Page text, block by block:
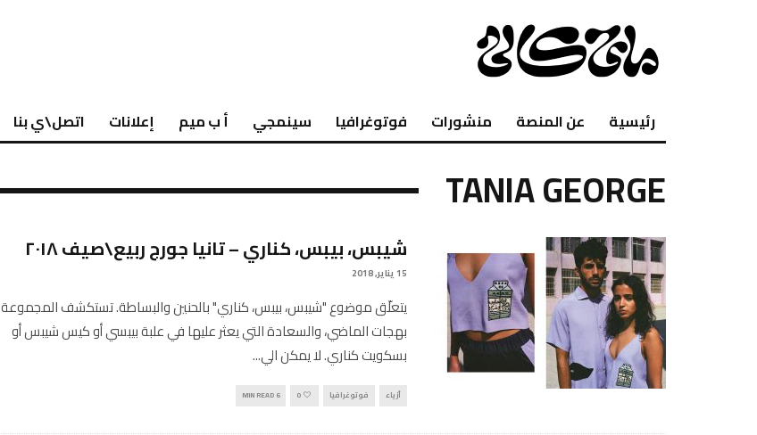
رئيسية عن المنصة منشورات فوتوغرافيا سينمجي أ ب ميم إعلانات اتصل\ي بنا
TANIA GEORGE
شيبس، بيبس، كناري – تانيا جورج ربيع\صيف ٢٠١٨
15 يناير, 2018
يتعلّق موضوع "شيبس، بيبس، كناري" بالحنين والبساطة. تستكشف المجموعة
بهجات الماضي، والسعادة التي يعثر عليها في علبة بيبسي أو كيس شيبس أو
بسكويت كناري. لا يمكن الي...
أزياء فوتوغرافيا 0
6 MIN READ